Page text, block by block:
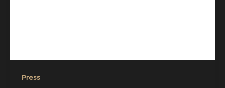
Press